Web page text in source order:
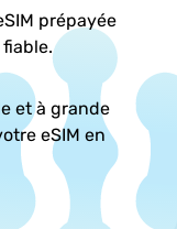
prépayée
et à grande
eSIM en